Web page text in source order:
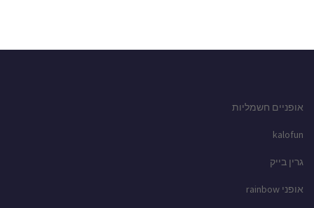
אופניים חשמליות
kalofun
גרין בייק
אופני rainbow